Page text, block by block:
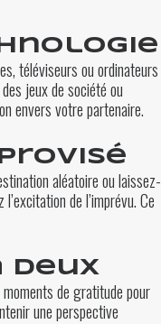
téléviseurs ou ordinateurs
jeux de société ou
envers votre partenaire.
aléatoire ou laissez-
de l’imprévu. Ce
deux
moments de gratitude pour
une perspective